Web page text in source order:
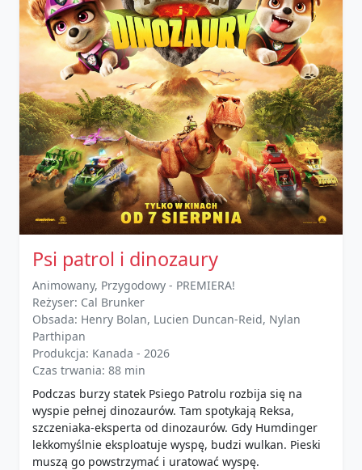
Psi patrol i dinozaury
Animowany, Przygodowy - PREMIERA!
Reżyser: Cal Brunker
Obsada: Henry Bolan, Lucien Duncan-Reid, Nylan
Parthipan
Produkcja: Kanada - 2026
Czas trwania: 88 min
Podczas burzy statek Psiego Patrolu rozbija się na
wyspie pełnej dinozaurów. Tam spotykają Reksa,
szczeniaka-eksperta od dinozaurów. Gdy Humdinger
lekkomyślnie eksploatuje wyspę, budzi wulkan. Pieski
muszą go powstrzymać i uratować wyspę.